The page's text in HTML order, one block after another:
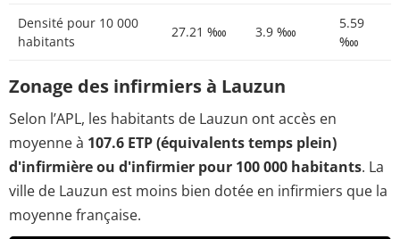
Densité pour 10 000
habitants
27.21 ‱ 3.9 ‱
5.59
‱
Zonage des infirmiers à Lauzun
Selon l’APL, les habitants de Lauzun ont accès en
moyenne à 107.6 ETP (équivalents temps plein)
d'infirmière ou d'infirmier pour 100 000 habitants. La
ville de Lauzun est moins bien dotée en infirmiers que la
moyenne française.